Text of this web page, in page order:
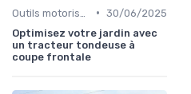
• 30/06/2025
Optimisez votre jardin avec
un tracteur tondeuse à
coupe frontale